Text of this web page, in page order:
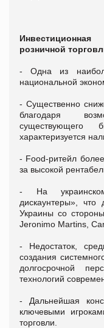
розничной
- Одна из
национальной
- Существенно
благодаря
существующего
характеризуется
- Food-ритейл
за высокой
- На
дискаунтеры», что
Украины со
Jeronimo Martins,
- Недостаток,
создания
долгосрочной
технологий
- Дальнейшая
ключевыми
торговли.